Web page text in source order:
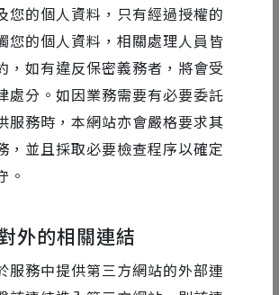
您的個人資料，只有經過授權的
您的個人資料，相關處理人員皆
，如有違反保密義務者，將會受
處分。如因業務需要有必要委託
服務時，本網站亦會嚴格要求其
，並且採取必要檢查程序以確定
。
外的相關連結
服務中提供第三方網站的外部連
No.03 珍奶》 歡迎光